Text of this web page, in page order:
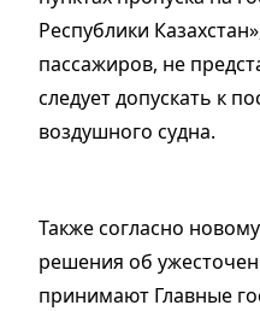
Республики
пассажиров, не
следует допускать к
воздушного судна.
Также согласно
решения об
принимают Главные